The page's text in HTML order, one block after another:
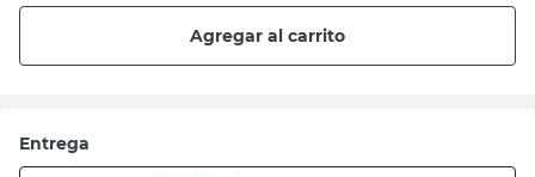
Agregar al carrito
Entrega